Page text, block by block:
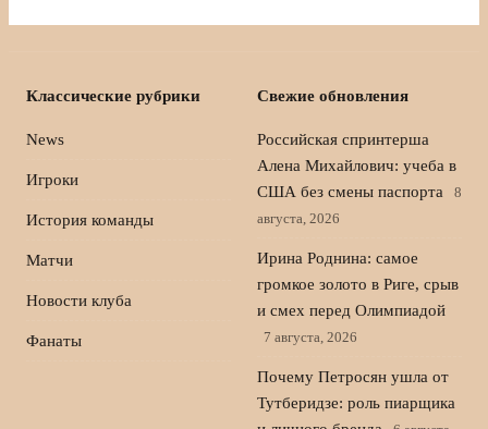
Классические рубрики
News
Игроки
История команды
Матчи
Новости клуба
Фанаты
Свежие обновления
Российская спринтерша
Алена Михайлович: учеба в
США без смены паспорта
8
августа, 2026
Ирина Роднина: самое
громкое золото в Риге, срыв
и смех перед Олимпиадой
7 августа, 2026
Почему Петросян ушла от
Тутберидзе: роль пиарщика